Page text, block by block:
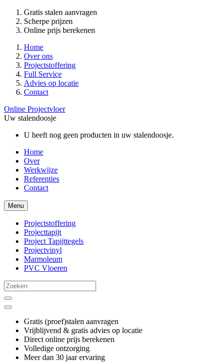
Gratis stalen aanvragen
Scherpe prijzen
Online prijs berekenen
Home
Over ons
Projectstoffering
Full Service
Advies op locatie
Contact
Online Projectvloer
Uw stalendoosje
U heeft nog geen producten in uw stalendoosje.
Home
Over
Werkwijze
Referenties
Contact
Menu
Projectstoffering
Projecttapijt
Project Tapijttegels
Projectvinyl
Marmoleum
PVC Vloeren
Gratis (proef)stalen aanvragen
Vrijblijvend & gratis advies op locatie
Direct online prijs berekenen
Volledige ontzorging
Meer dan 30 jaar ervaring